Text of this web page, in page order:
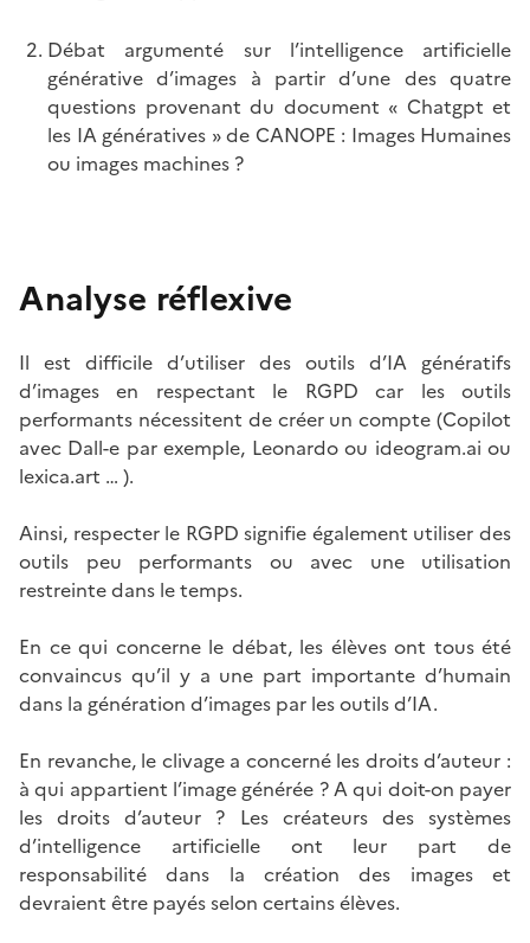
Débat argumenté sur l’intelligence artificielle
générative d’images à partir d’une des quatre
questions provenant du document « Chatgpt et
les IA génératives » de CANOPE : Images Humaines
ou images machines ?
Analyse réflexive
Il est difficile d’utiliser des outils d’IA génératifs
d’images en respectant le RGPD car les outils
performants nécessitent de créer un compte (Copilot
avec Dall-e par exemple, Leonardo ou ideogram.ai ou
lexica.art … ).
Ainsi, respecter le RGPD signifie également utiliser des
outils peu performants ou avec une utilisation
restreinte dans le temps.
En ce qui concerne le débat, les élèves ont tous été
convaincus qu’il y a une part importante d’humain
dans la génération d’images par les outils d’IA.
En revanche, le clivage a concerné les droits d’auteur :
à qui appartient l’image générée ? A qui doit-on payer
les droits d’auteur ? Les créateurs des systèmes
d’intelligence artificielle ont leur part de
responsabilité dans la création des images et
devraient être payés selon certains élèves.